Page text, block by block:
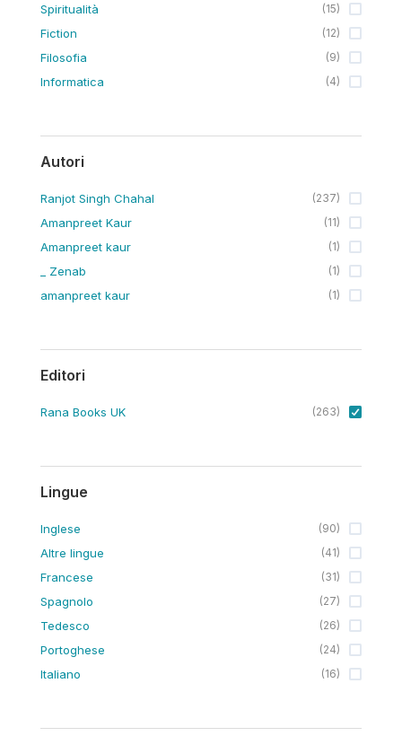
Spiritualità (15)
Fiction (12)
Filosofia (9)
Informatica (4)
Autori
Ranjot Singh Chahal (237)
Amanpreet Kaur (11)
Amanpreet kaur (1)
_ Zenab (1)
amanpreet kaur (1)
Editori
Rana Books UK (263)
Lingue
Inglese (90)
Altre lingue (41)
Francese (31)
Spagnolo (27)
Tedesco (26)
Portoghese (24)
Italiano (16)